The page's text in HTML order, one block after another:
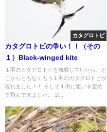
カタグロトビ
カタグロトビの争い！！（その
１）Black-winged kite
１羽のカタグロトビを観察していたら、ど
こからともなくもう１羽のカタグロトビが
現れました！！ そして１羽に狙いを定め
て飛んで来ました。 1/...